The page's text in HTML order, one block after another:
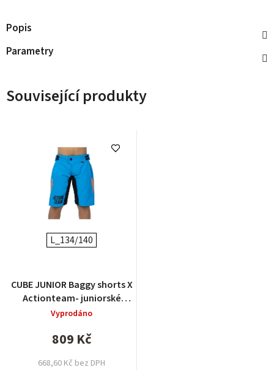
Popis
Parametry
Související produkty
L_134/140
CUBE JUNIOR Baggy shorts X
Actionteam- juniorské
cyklokraťasy
Vyprodáno
668,60 Kč bez DPH
809 Kč